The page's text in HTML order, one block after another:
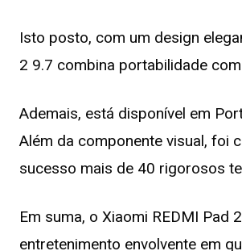
Isto posto, com um design
2 9.7 combina portabilidade
Ademais, está disponível em
Além da componente visual, foi
sucesso mais de 40 rigorosos
Em suma, o Xiaomi REDMI
entretenimento envolvente em